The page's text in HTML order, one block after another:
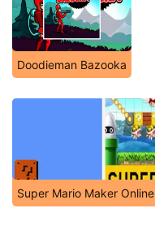
Doodieman Bazooka
Super Mario Maker Online